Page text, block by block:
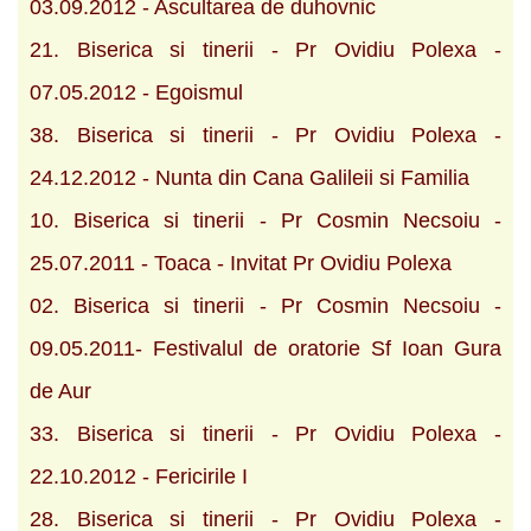
03.09.2012 - Ascultarea de duhovnic
21. Biserica si tinerii - Pr Ovidiu Polexa -
07.05.2012 - Egoismul
38. Biserica si tinerii - Pr Ovidiu Polexa -
24.12.2012 - Nunta din Cana Galileii si Familia
10. Biserica si tinerii - Pr Cosmin Necsoiu -
25.07.2011 - Toaca - Invitat Pr Ovidiu Polexa
02. Biserica si tinerii - Pr Cosmin Necsoiu -
09.05.2011- Festivalul de oratorie Sf Ioan Gura
de Aur
33. Biserica si tinerii - Pr Ovidiu Polexa -
22.10.2012 - Fericirile I
28. Biserica si tinerii - Pr Ovidiu Polexa -